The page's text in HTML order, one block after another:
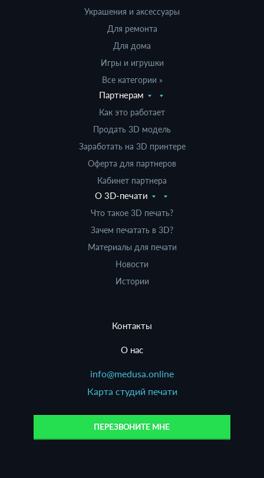
Украшения и аксессуары
Для ремонта
Для дома
Игры и игрушки
Все категории »
Партнерам
Как это работает
Продать 3D модель
Заработать на 3D принтере
Оферта для партнеров
Кабинет партнера
О 3D-печати
Что такое 3D печать?
Зачем печатать в 3D?
Материалы для печати
Новости
Истории
Контакты
О нас
info@medusa.online
Карта студий печати
ПЕРЕЗВОНИТЕ МНЕ